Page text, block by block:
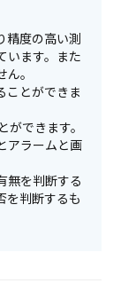
精度の高い測
います。また
。
ことができま
できます。
アラームと画
無を判断する
を判断するも